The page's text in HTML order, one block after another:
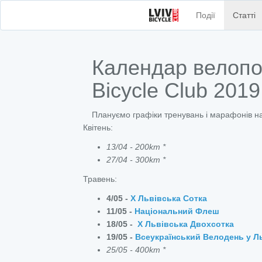
Події Статті
Календар
Bicycle Club 2019
Плануємо графіки тренувань і марафонів
Квітень:
13/04 - 200km *
27/04 - 300km *
Травень:
4/05 - X Львівська Сотка
11/05 - Національний Флеш
18/05 - X Львівська Двохсотка
19/05 - Всеукраїнський Велодень у
25/05 - 400km *